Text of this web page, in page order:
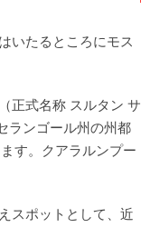
いたるところにモス
（正式名称 スルタン サ
ランゴール州の州都
す。クアラルンプー
スポットとして、近